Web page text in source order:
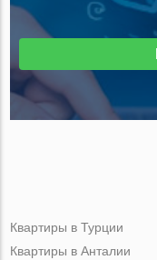
Квартиры в Турции
Квартиры в Анталии